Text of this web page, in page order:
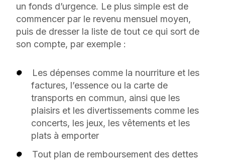
un fonds d’urgence. Le plus simple est de
commencer par le revenu mensuel moyen,
puis de dresser la liste de tout ce qui sort de
son compte, par exemple :
Les dépenses comme la nourriture et les
factures, l’essence ou la carte de
transports en commun, ainsi que les
plaisirs et les divertissements comme les
concerts, les jeux, les vêtements et les
plats à emporter
Tout plan de remboursement des dettes